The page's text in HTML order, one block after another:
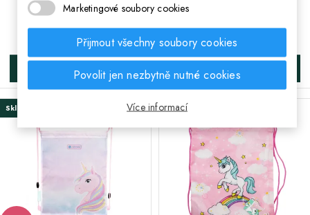
Cena
44 Kč
DO KOŠÍKA
Cena
444 Kč
DO KOŠÍKA
Skladem Poslední kus skladem
Marketingové soubory cookies
Přijmout všechny soubory cookies
Povolit jen nezbytně nutné cookies
Více informací